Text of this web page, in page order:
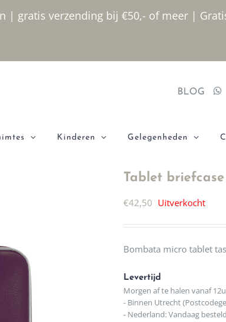
| gratis verzending bij €50,- of meer |
BLOG
Kinderen Gelegenheden
Tablet
€42,50 Uitverkocht
Bombata micro tablet tas
Levertijd
Morgen af te halen vanaf
- Binnen Utrecht
- Nederland: Vandaag